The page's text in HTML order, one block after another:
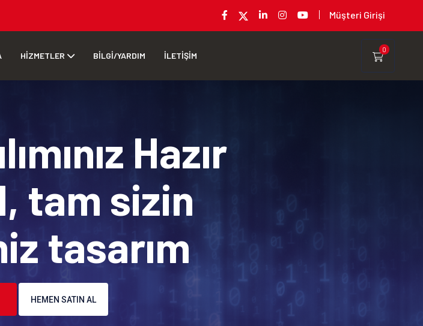
Müşteri Girişi
HİZMETLER BİLGİ/YARDIM İLETİŞİM
0
Hazır
tam sizin
tasarım
HEMEN SATIN AL